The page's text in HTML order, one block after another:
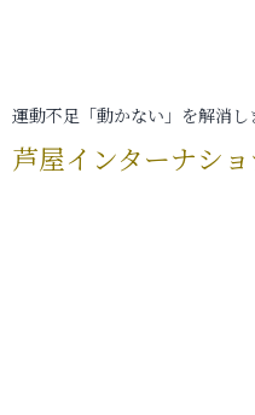
運動不足「動かない」を解消し
芦屋インターナシ